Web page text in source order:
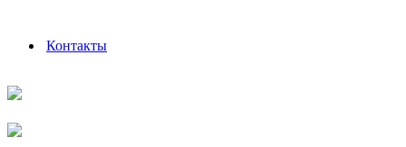
Контакты